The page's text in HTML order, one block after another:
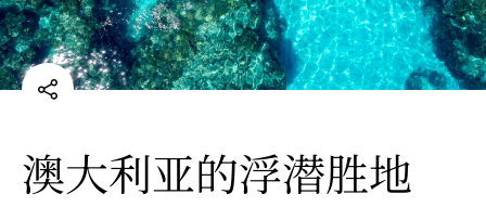
澳大利亚的浮潜胜地